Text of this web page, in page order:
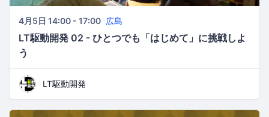
4月5日 14:00 - 17:00 広島
LT駆動開発 02 - ひとつでも「はじめて」に挑戦しよ
う
LT駆動開発